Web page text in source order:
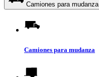
Camiones para mudanza
Camiones para mudanza